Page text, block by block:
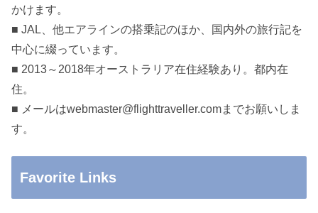
かけます。
■ JAL、他エアラインの搭乗記のほか、国内外の旅行記を
中心に綴っています。
■ 2013～2018年オーストラリア在住経験あり。都内在
住。
■ メールはwebmaster@flighttraveller.comまでお願いしま
す。
Favorite Links